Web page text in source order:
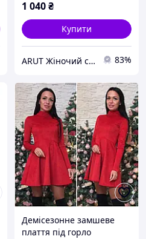
1 040₴
Купити
ARUT Жіночий стильний одяг від українського виробника 83%
Демісезонне замшеве
плаття під горло